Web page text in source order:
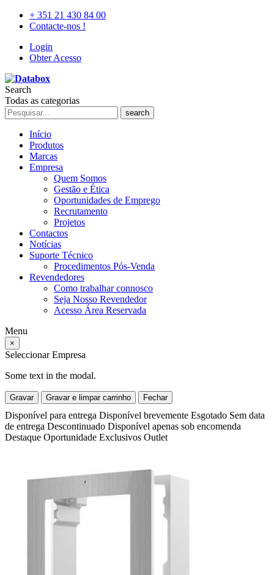
+ 351 21 430 84 00
Contacte-nos !
Login
Obter Acesso
Search
Todas as categorias
search
Início
Produtos
Marcas
Empresa
Quem Somos
Gestão e Ética
Oportunidades de Emprego
Recrutamento
Projetos
Contactos
Notícias
Suporte Técnico
Procedimentos Pós-Venda
Revendedores
Como trabalhar connosco
Seja Nosso Revendedor
Acesso Área Reservada
Menu
×
Seleccionar Empresa
Some text in the modal.
Gravar Gravar e limpar carrinho Fechar
Disponível para entrega Disponível brevemente Esgotado Sem data
de entrega Descontinuado Disponível apenas sob encomenda
Destaque Oportunidade Exclusivos Outlet